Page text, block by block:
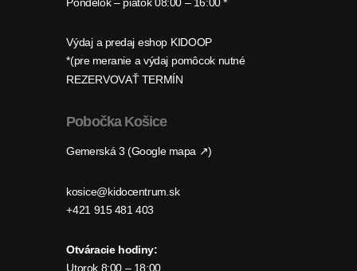
Pondelok – piatok 08:00 – 16:00 *
Výdaj a predaj eshop KIDOOP
*(pre meranie a výdaj pomôcok nutné
REZERVOVAŤ TERMÍN
Pobočka Košice
Gemerská 3 (Google mapa ↗)
kosice@kidocentrum.sk
+421 915 481 403
Otváracie hodiny:
Utorok 8:00 – 18:00